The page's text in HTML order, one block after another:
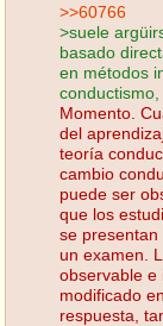
>>60766
>suele
basado
en métodos
Momento.
del
teoría
cambio
puede ser
que los
se
un examen.
observable e
modificado
respuesta,